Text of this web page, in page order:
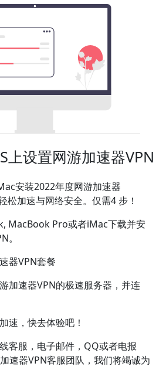
上设置网游加速器VPN
安装2022年度网游加速器
松加速与网络安全。仅需4 步！
MacBook Pro或者iMac下载并安
。
器VPN套餐
加速器VPN的极速服务器，并连
速，快去体验吧！
客服，电子邮件，QQ或者电报
速器VPN客服团队，我们将竭诚为